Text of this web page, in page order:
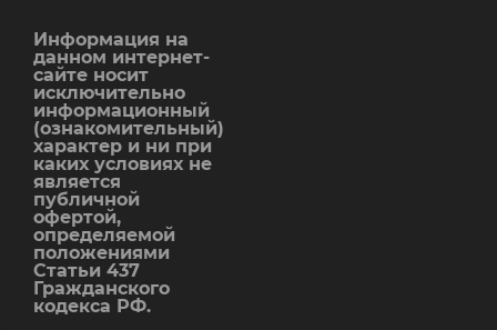
Информация на
данном интернет-
сайте носит
исключительно
информационный
(ознакомительный)
характер и ни при
каких условиях не
является
публичной
офертой,
определяемой
положениями
Статьи 437
Гражданского
кодекса РФ.